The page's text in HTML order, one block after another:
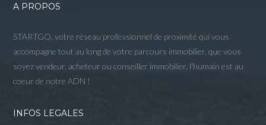
A PROPOS
STARTGO, votre réseau professionnel de proximité qui vous
accompagne tout au long de votre parcours immobilier, que vous
soyez vendeur, acheteur ou conseiller immobilier, l'humain est au
coeur de notre ADN !
INFOS LEGALES